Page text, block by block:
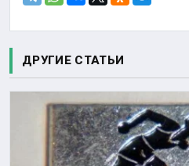
ДРУГИЕ СТАТЬИ